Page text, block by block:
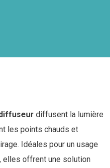
diffusent la lumière
les points chauds et
Idéales pour un usage
elles offrent une solution